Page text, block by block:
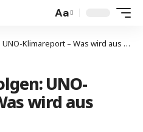
Aa
– Was wird aus Bangladesch?
UNO-
wird aus